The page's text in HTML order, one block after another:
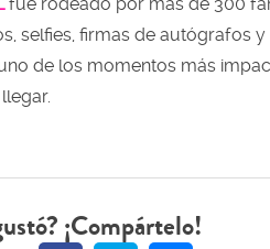
selfies, firmas de autógrafos
de los momentos más
¡Compártelo!